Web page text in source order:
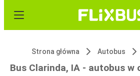
Strona główna Autobus
Bus Clarinda, IA - autobus w